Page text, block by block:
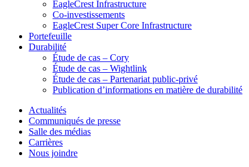
EagleCrest Infrastructure
Co-investissements
EagleCrest Super Core Infrastructure
Portefeuille
Durabilité
Étude de cas – Cory
Étude de cas – Wightlink
Étude de cas – Partenariat public-privé
Publication d’informations en matière de durabilité
Actualités
Communiqués de presse
Salle des médias
Carrières
Nous joindre